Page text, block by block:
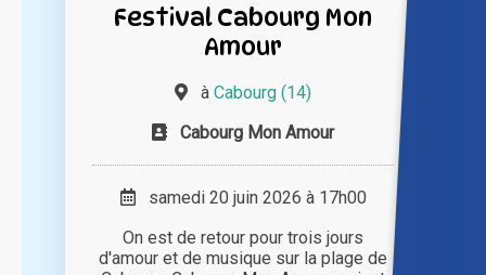
Festival Cabourg Mon
Amour
à Cabourg (14)
Cabourg Mon Amour
samedi 20 juin 2026 à 17h00
On est de retour pour trois jours
d'amour et de musique sur la plage de